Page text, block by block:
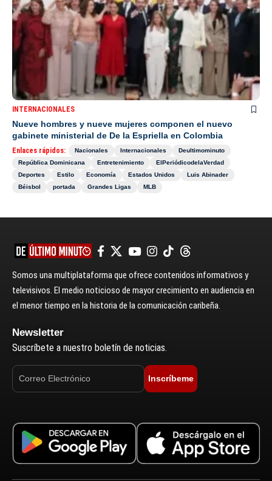
INTERNACIONALES
Nueve hombres y nueve mujeres componen el nuevo
gabinete ministerial de De la Espriella en Colombia
Enlaces rápidos: Nacionales Internacionales
Deultimominuto
República Dominicana
Entretenimiento
ElPeriódicodelaVerdad
Deportes
Estilo Economía Estados Unidos
Luis Abinader
Béisbol
portada Grandes Ligas MLB
Somos una multiplataforma que ofrece contenidos informativos y
televisivos. El medio noticioso de mayor crecimiento en audiencia en
el menor tiempo en la historia de la comunicación caribeña.
Newsletter
Suscríbete a nuestro boletín de noticias.
Inscríbeme